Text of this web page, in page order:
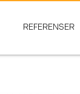
REFERENSER